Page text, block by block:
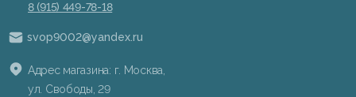
8 (915) 449-78-18
svop9002@yandex.ru
Адрес магазина: г. Москва,
ул. Свободы, 29